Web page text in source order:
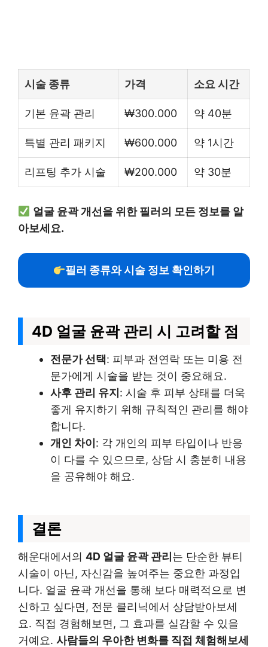
시술 종류 가격 소요 시간
기본 윤곽 관리 ₩300.000 약 40분
특별 관리 패키지 ₩600.000 약 1시간
리프팅 추가 시술 ₩200.000 약 30분
얼굴 윤곽 개선을 위한 필러의 모든 정보를 알
아보세요.
필러 종류와 시술 정보 확인하기
4D 얼굴 윤곽 관리 시 고려할 점
전문가 선택: 피부과 전연락 또는 미용 전
문가에게 시술을 받는 것이 중요해요.
사후 관리 유지 : 시술 후 피부 상태를 더욱
좋게 유지하기 위해 규칙적인 관리를 해야
합니다.
개인 차이 : 각 개인의 피부 타입이나 반응
이 다를 수 있으므로, 상담 시 충분히 내용
을 공유해야 해요.
결론
해운대에서의 4D 얼굴 윤곽 관리 는 단순한 뷰티
시술이 아닌, 자신감을 높여주는 중요한 과정입
니다. 얼굴 윤곽 개선을 통해 보다 매력적으로 변
신하고 싶다면, 전문 클리닉에서 상담받아보세
요. 직접 경험해보면, 그 효과를 실감할 수 있을
거예요. 사람들의 우아한 변화를 직접 체험해보세